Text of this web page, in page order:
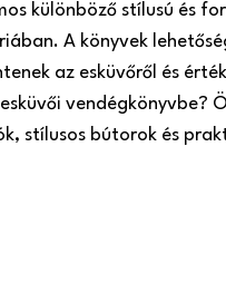
különböző stílusú és
A könyvek
az esküvőről és
vendégkönyvbe?
stílusos bútorok és